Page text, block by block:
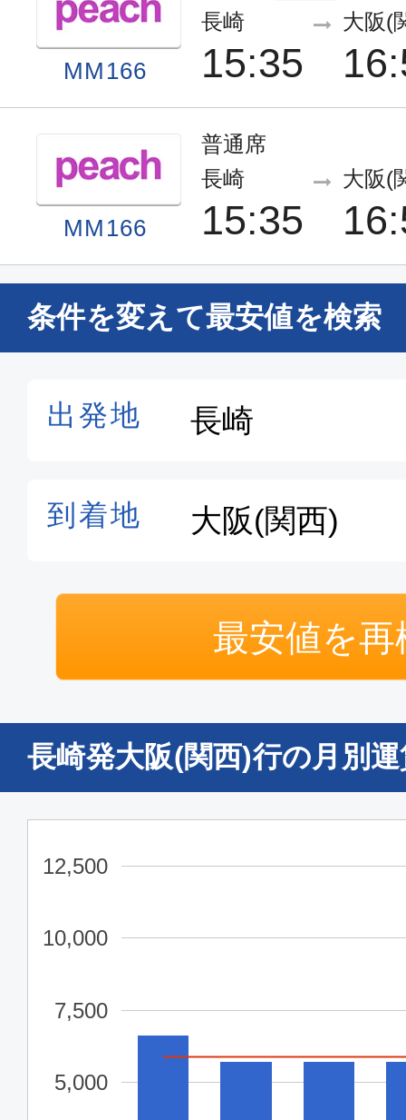
MM166
長崎
15:35
大阪(
MM166
普通席
長崎
15:35
大阪(
条件を変えて最安値を検索
最安値を再
長崎発大阪(関西)行の月別
5,000
7,500
10,000
12,500